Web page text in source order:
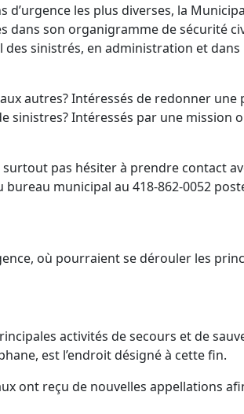
les plus diverses, la
son organigramme de sécurité
sinistrés, en administration et dans
autres? Intéressés de redonner une
sinistres? Intéressés par une mission
pas hésiter à prendre contact
municipal au 418-862-0052
où pourraient se dérouler les
activités de secours et de
est l’endroit désigné à cette fin.
ont reçu de nouvelles appellations